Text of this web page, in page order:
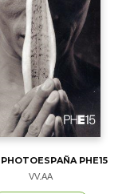
PHE15
VV.AA